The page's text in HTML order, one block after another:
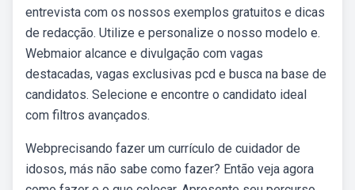
entrevista com os nossos exemplos gratuitos e dicas
de redacção. Utilize e personalize o nosso modelo e.
Webmaior alcance e divulgação com vagas
destacadas, vagas exclusivas pcd e busca na base de
candidatos. Selecione e encontre o candidato ideal
com filtros avançados.
Webprecisando fazer um currículo de cuidador de
idosos, más não sabe como fazer? Então veja agora